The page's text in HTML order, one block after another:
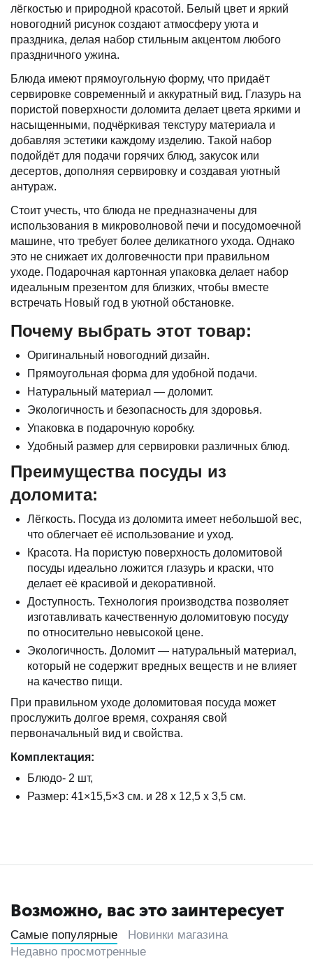
лёгкостью и природной красотой. Белый цвет и яркий
новогодний рисунок создают атмосферу уюта и
праздника, делая набор стильным акцентом любого
праздничного ужина.
Блюда имеют прямоугольную форму, что придаёт
сервировке современный и аккуратный вид. Глазурь на
пористой поверхности доломита делает цвета яркими и
насыщенными, подчёркивая текстуру материала и
добавляя эстетики каждому изделию. Такой набор
подойдёт для подачи горячих блюд, закусок или
десертов, дополняя сервировку и создавая уютный
антураж.
Стоит учесть, что блюда не предназначены для
использования в микроволновой печи и посудомоечной
машине, что требует более деликатного ухода. Однако
это не снижает их долговечности при правильном
уходе. Подарочная картонная упаковка делает набор
идеальным презентом для близких, чтобы вместе
встречать Новый год в уютной обстановке.
Почему выбрать этот товар:
Оригинальный новогодний дизайн.
Прямоугольная форма для удобной подачи.
Натуральный материал — доломит.
Экологичность и безопасность для здоровья.
Упаковка в подарочную коробку.
Удобный размер для сервировки различных блюд.
Преимущества посуды из
доломита:
Лёгкость. Посуда из доломита имеет небольшой вес,
что облегчает её использование и уход.
Красота. На пористую поверхность доломитовой
посуды идеально ложится глазурь и краски, что
делает её красивой и декоративной.
Доступность. Технология производства позволяет
изготавливать качественную доломитовую посуду
по относительно невысокой цене.
Экологичность. Доломит — натуральный материал,
который не содержит вредных веществ и не влияет
на качество пищи.
При правильном уходе доломитовая посуда может
прослужить долгое время, сохраняя свой
первоначальный вид и свойства.
Комплектация:
Блюдо- 2 шт,
Размер: 41×15,5×3 см. и 28 х 12,5 х 3,5 см.
Возможно, вас это заинтересует
Самые популярные
Новинки магазина
Недавно просмотренные